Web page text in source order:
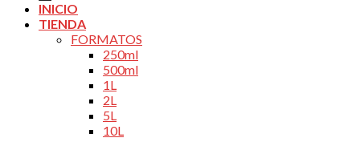
INICIO
TIENDA
FORMATOS
250ml
500ml
1L
2L
5L
10L